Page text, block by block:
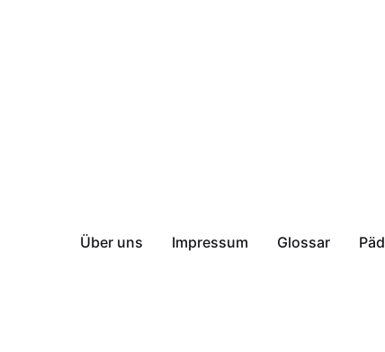
Über uns Impressum Glossar